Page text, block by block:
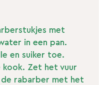
met
in een pan.
en suiker toe.
kook. Zet het vuur
de rabarber met het